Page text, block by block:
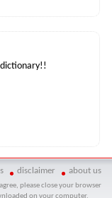
disclaimer about us
please close your browser